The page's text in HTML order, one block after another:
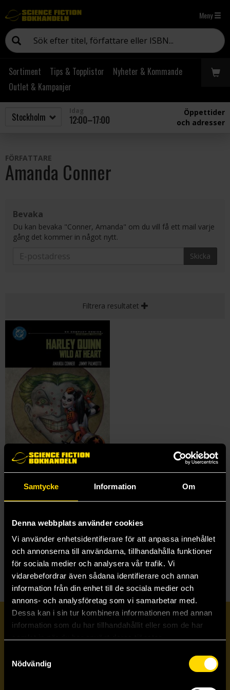
Samtycke Information Om
Denna webbplats använder cookies
Vi använder enhetsidentifierare för att anpassa innehållet
och annonserna till användarna, tillhandahålla funktioner
för sociala medier och analysera vår trafik. Vi
vidarebefordrar även sådana identifierare och annan
information från din enhet till de sociala medier och
annons- och analysföretag som vi samarbetar med.
Dessa kan i sin tur kombinera informationen med annan
information som du har tillhandahållit eller som de har
Nödvändig
Meny
Sortiment Tips & Topplistor
Nyheter & Kommande
Outlet & Kampanjer
12:00–17:00
Öppettider
och adresser
FÖRFATTARE
Amanda Conner
Bevaka
Du kan bevaka "Conner, Amanda" om du vill få ett mail varje
gång det kommer in något nytt.
Skicka
Filtrera resultatet
Harley Quinn: Wild at Heart (DC Compact Comics Edition)
Amanda Conner
Prenumerera på vårt nyhetsbrev
Skicka